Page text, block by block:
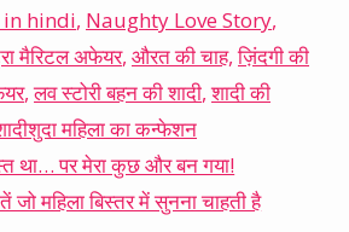
in hindi, Naughty Love Story,
मैरिटल अफेयर, औरत की चाह,ज़िंदगी की
,लव स्टोरी बहन की शादी,शादी की
महिला का कन्फेशन
था… पर मेरा कुछ और बन गया!
जो महिला बिस्तर में सुनना चाहती है